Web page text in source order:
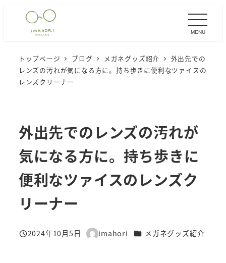
MENU
トップページ ブログ メガネグッズ紹介
外出先での
レンズの汚れが気になる方に。持ち歩きに便利なツァイスの
レンズクリーナー
外出先でのレンズの汚れが
気になる方に。持ち歩きに
便利なツァイスのレンズク
リーナー
投稿日
2024年10月5日
著
imahori カテゴリー
メガネグッズ紹介